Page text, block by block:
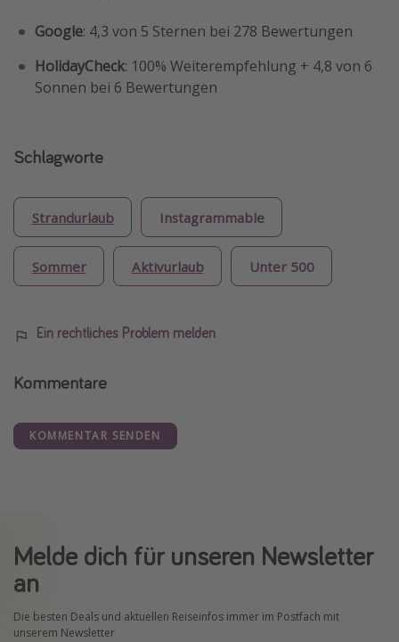
Google: 4,3 von 5 Sternen bei 278 Bewertungen
HolidayCheck: 100% Weiterempfehlung + 4,8 von 6
Sonnen bei 6 Bewertungen
Schlagworte
Strandurlaub Instagrammable
Sommer Aktivurlaub Unter 500
Ein rechtliches Problem melden
Kommentare
KOMMENTAR SENDEN
Melde dich für unseren Newsletter
an
Die besten Deals und aktuellen Reiseinfos immer im Postfach mit
unserem Newsletter